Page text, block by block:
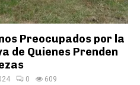
Preocupados por la
de Quienes Prenden
0 609